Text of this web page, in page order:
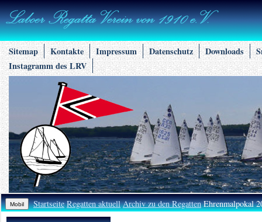
Sitemap Kontakte Impressum Datenschutz Downloads
Instagramm des LRV
Startseite Regatten aktuell Archiv zu den RegattenEhrenmalpokal